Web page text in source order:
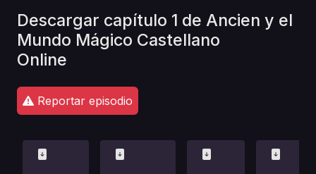
Descargar capítulo 1 de Ancien y el
Mundo Mágico Castellano
Online
Reportar episodio